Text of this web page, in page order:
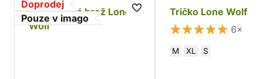
Doprodej
Pouze v imago
Magnetická brož Lone
Wolf
Tričko Lone Wolf
6×
M XL S